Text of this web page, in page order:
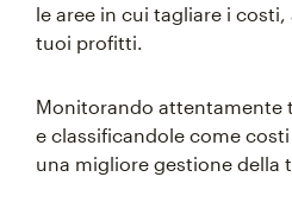
le aree in cui tagliare i
tuoi profitti.
Monitorando attentamente
e classificandole come
una migliore gestione della